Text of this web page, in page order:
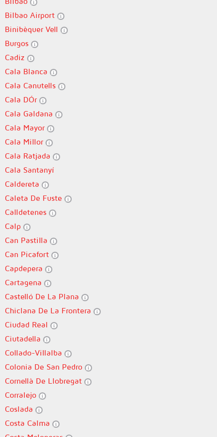
Bilbao Airport
Binibèquer Vell
Burgos
Cadiz
Cala Blanca
Cala Canutells
Cala DÓr
Cala Galdana
Cala Mayor
Cala Millor
Cala Ratjada
Cala Santanyí
Caldereta
Caleta De Fuste
Calldetenes
Calp
Can Pastilla
Can Picafort
Capdepera
Cartagena
Castelló De La Plana
Chiclana De La Frontera
Ciudad Real
Ciutadella
Collado-Villalba
Colonia De San Pedro
Cornellà De Llobregat
Corralejo
Coslada
Costa Calma